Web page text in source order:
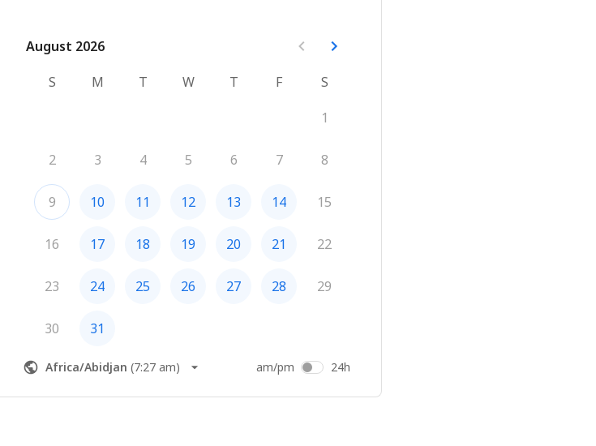
August 2026
August 2026
S
M T W T F
S
1
2 3 4 5 6 7 8
9 10 11 12 13 14 15
16 17 18 19 20 21 22
23 24 25 26 27 28 29
30 31
Africa/Abidjan (7:27 am) am/pm 24h